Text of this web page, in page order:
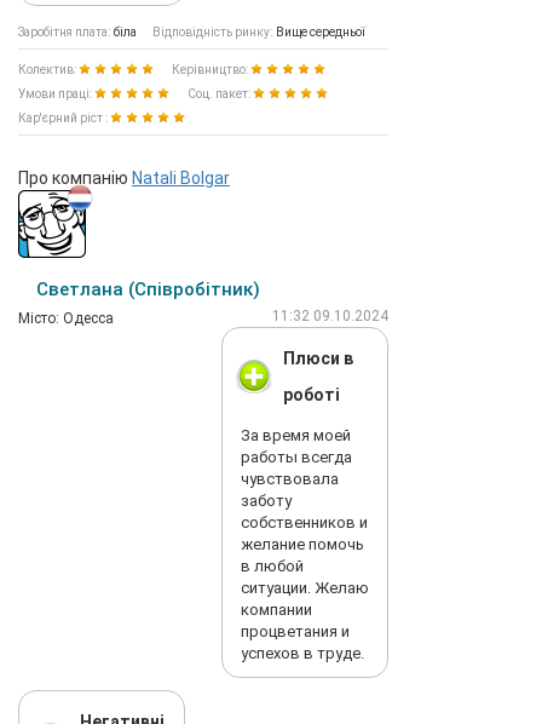
Заробітня плата: біла Відповідність ринку: Вище середньої
Колектив:
Керівництво:
Умови праці:
Соц. пакет:
Кар'єрний ріст :
Про компанію Natali Bolgar
Светлана (Співробітник)
Мiсто: Одесса 11:32 09.10.2024
Плюси в
роботі
За время моей
работы всегда
чувствовала
заботу
собственников и
желание помочь
в любой
ситуации. Желаю
компании
процветания и
успехов в труде.